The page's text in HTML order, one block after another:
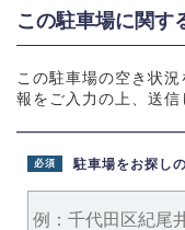
この駐車場に関す
この駐車場の空き状
報をご入力の上、送信
駐車場をお探し
必須